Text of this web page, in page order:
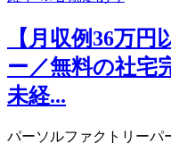
【月収例36万
ー／無料の社宅
未経...
パーソルファクトリーパ